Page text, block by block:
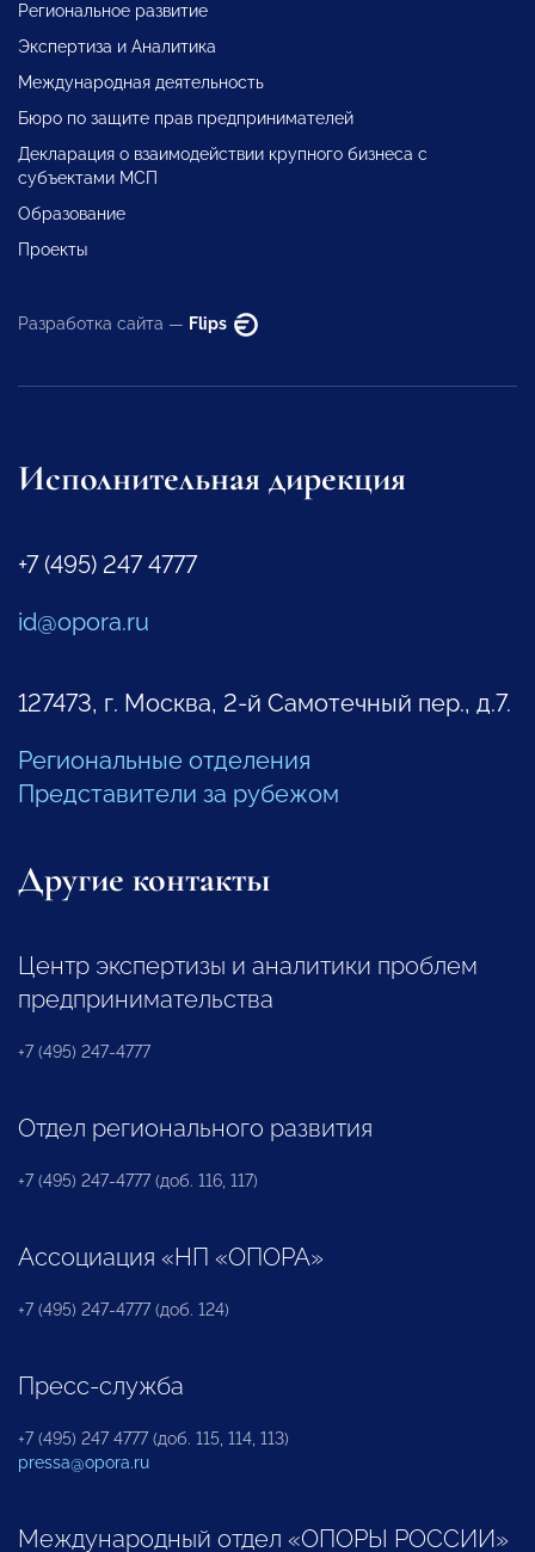
Региональное развитие
Экспертиза и Аналитика
Международная деятельность
Бюро по защите прав предпринимателей
Декларация о взаимодействии крупного бизнеса с
субъектами МСП
Образование
Проекты
Разработка сайта — Flips
Исполнительная дирекция
+7 (495) 247 4777
id@opora.ru
127473, г. Москва, 2-й Самотечный пер., д.7.
Региональные отделения
Представители за рубежом
Другие контакты
Центр экспертизы и аналитики проблем
предпринимательства
+7 (495) 247-4777
Отдел регионального развития
+7 (495) 247-4777 (доб. 116, 117)
Ассоциация «НП «ОПОРА»
+7 (495) 247-4777 (доб. 124)
Пресс-служба
+7 (495) 247 4777 (доб. 115, 114, 113)
pressa@opora.ru
Международный отдел «ОПОРЫ РОССИИ»